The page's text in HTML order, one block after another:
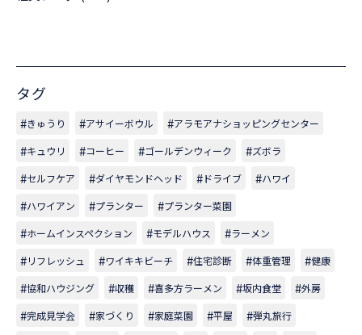
タグ
きゅうり アサイーボウル
アラモアナショッピングセンター
キュウリ
コーヒー ゴールデンウィーク
ズボラ
セルフケア
ダイヤモンドヘッド ドライブ
ハワイ
ハワイアン
プランター
プランター菜園
ホームインスペクション
モデルハウス
ラーメン
リフレッシュ
ワイキキビーチ 住宅診断 体重管理
健康
協和ハウジング
収穫 喜多方ラーメン 坂内食堂
外房
完成見学会
家づくり 家庭菜園 平屋
弾丸旅行